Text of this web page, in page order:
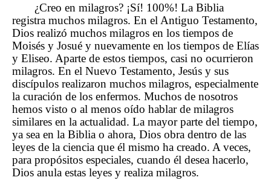
¿Creo en milagros? ¡Sí! 100%! La Biblia
registra muchos milagros. En el Antiguo Testamento,
Dios realizó muchos milagros en los tiempos de
Moisés y Josué y nuevamente en los tiempos de Elías
y Eliseo. Aparte de estos tiempos, casi no ocurrieron
milagros. En el Nuevo Testamento, Jesús y sus
discípulos realizaron muchos milagros, especialmente
la curación de los enfermos. Muchos de nosotros
hemos visto o al menos oído hablar de milagros
similares en la actualidad. La mayor parte del tiempo,
ya sea en la Biblia o ahora, Dios obra dentro de las
leyes de la ciencia que él mismo ha creado. A veces,
para propósitos especiales, cuando él desea hacerlo,
Dios anula estas leyes y realiza milagros.